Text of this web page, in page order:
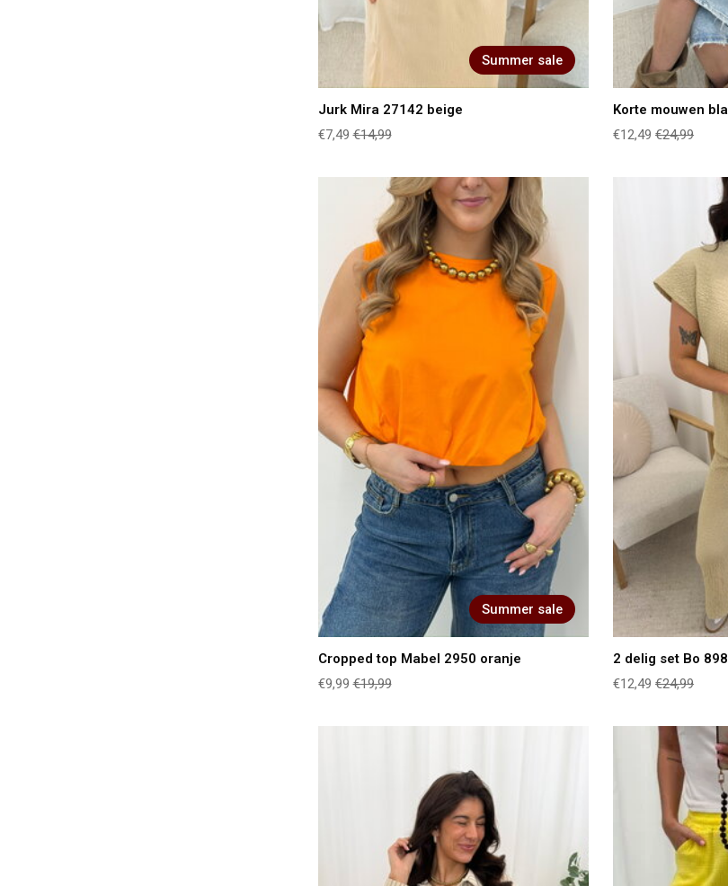
Summer sale
Jurk Mira 27142 beige
€7,49 €14,99
Korte mouwen
€12,49 €24,99
Summer sale
Cropped top Mabel 2950 oranje
€9,99 €19,99
2 delig set Bo
€12,49 €24,99